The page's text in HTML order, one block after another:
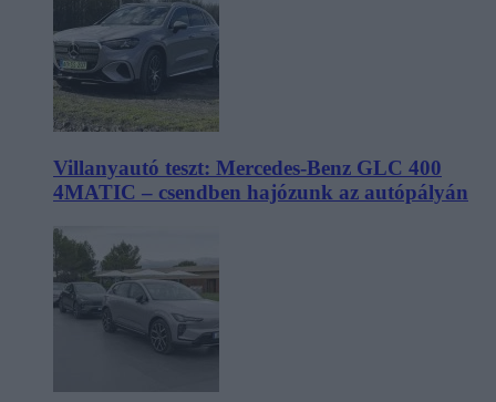
Villanyautó teszt: Mercedes-Benz GLC 400
4MATIC – csendben hajózunk az autópályán